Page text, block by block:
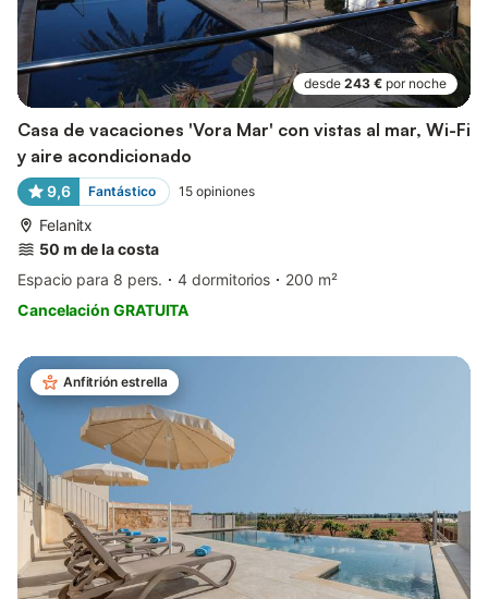
desde 243 € por noche
Casa de vacaciones 'Vora Mar' con vistas al mar, Wi-Fi
y aire acondicionado
9,6 Fantástico 15 opiniones
Felanitx
50 m de la costa
Espacio para 8 pers.
4 dormitorios
200 m²
Cancelación GRATUITA
Anfitrión estrella